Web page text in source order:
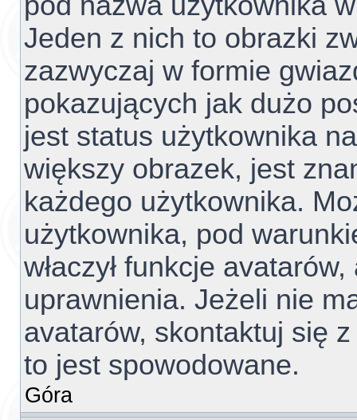
Jeden z nich to obrazki
zazwyczaj w formie
pokazujących jak dużo
jest status użytkownika
większy obrazek, jest
każdego użytkownika.
użytkownika, pod
właczył funkcje
uprawnienia. Jeżeli nie
avatarów, skontaktuj się
to jest spowodowane.
Góra